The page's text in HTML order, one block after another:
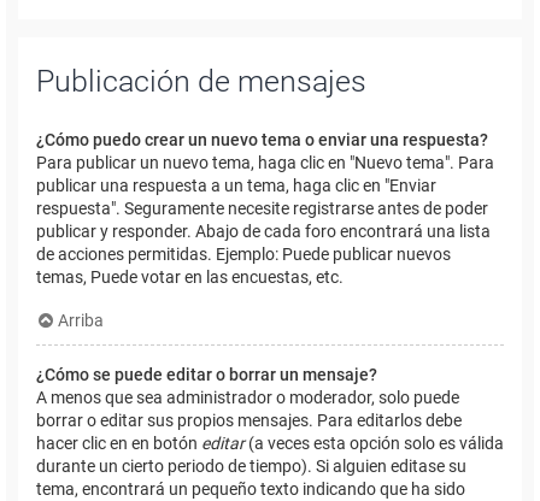
Publicación de mensajes
¿Cómo puedo crear un nuevo tema o enviar una respuesta?
Para publicar un nuevo tema, haga clic en "Nuevo tema". Para
publicar una respuesta a un tema, haga clic en "Enviar
respuesta". Seguramente necesite registrarse antes de poder
publicar y responder. Abajo de cada foro encontrará una lista
de acciones permitidas. Ejemplo: Puede publicar nuevos
temas, Puede votar en las encuestas, etc.
Arriba
¿Cómo se puede editar o borrar un mensaje?
A menos que sea administrador o moderador, solo puede
borrar o editar sus propios mensajes. Para editarlos debe
hacer clic en en botón editar(a veces esta opción solo es válida
durante un cierto periodo de tiempo). Si alguien editase su
tema, encontrará un pequeño texto indicando que ha sido